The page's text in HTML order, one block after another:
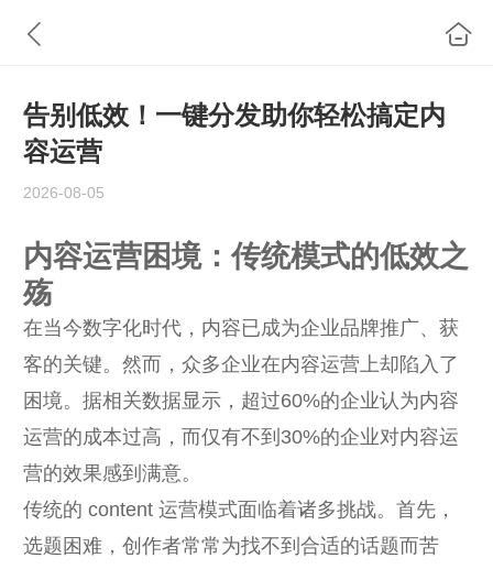
告别低效！一键分发助你轻松搞定内
容运营
2026-08-05
内容运营困境：传统模式的低效之
殇
在当今数字化时代，内容已成为企业品牌推广、获
客的关键。然而，众多企业在内容运营上却陷入了
困境。据相关数据显示，超过60%的企业认为内容
运营的成本过高，而仅有不到30%的企业对内容运
营的效果感到满意。
传统的 content 运营模式面临着诸多挑战。首先，
选题困难，创作者常常为找不到合适的话题而苦